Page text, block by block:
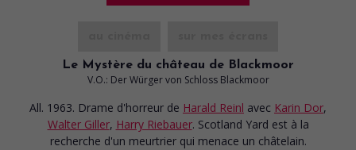
Le Mystère du château de Blackmoor
V.O.: Der Würger von Schloss Blackmoor
All. 1963. Drame d'horreur de Harald Reinl avec Karin Dor,
Walter Giller, Harry Riebauer. Scotland Yard est à la
recherche d'un meurtrier qui menace un châtelain.